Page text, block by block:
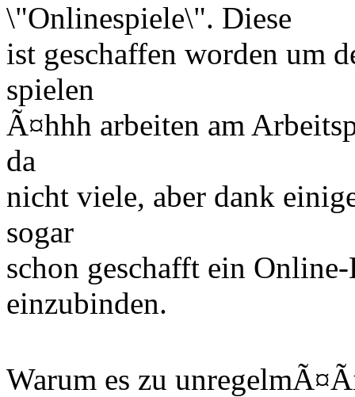
\"Onlinespiele\". Diese
ist geschaffen worden um
spielen
Ã¤hhh arbeiten am
da
nicht viele, aber dank
sogar
schon geschafft ein
einzubinden.
Warum es zu